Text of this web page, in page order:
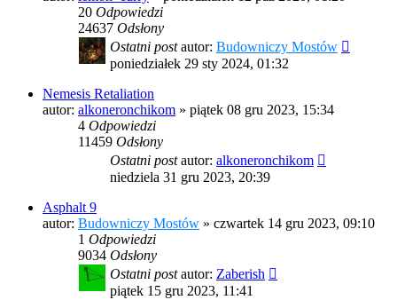
20 Odpowiedzi
24637 Odsłony
Ostatni postautor: Budowniczy Mostów
poniedziałek 29 sty 2024, 01:32
Nemesis Retaliation
autor: alkoneronchikom » piątek 08 gru 2023, 15:34
4 Odpowiedzi
11459 Odsłony
Ostatni postautor: alkoneronchikom
niedziela 31 gru 2023, 20:39
Asphalt 9
autor: Budowniczy Mostów » czwartek 14 gru 2023, 09:10
1 Odpowiedzi
9034 Odsłony
Ostatni postautor: Zaberish
piątek 15 gru 2023, 11:41